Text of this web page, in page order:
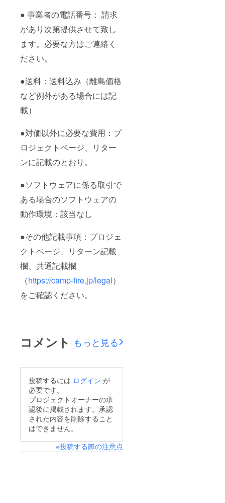
● 事業者の電話番号： 請求
があり次第提供させて致し
ます。必要な方はご連絡く
ださい。
●送料：送料込み（離島価格
など例外がある場合には記
載）
●対価以外に必要な費用：プ
ロジェクトページ、リター
ンに記載のとおり。
●ソフトウェアに係る取引で
ある場合のソフトウェアの
動作環境：該当なし
●その他記載事項：プロジェ
クトページ、リターン記載
欄、共通記載欄
（https://camp-fire.jp/legal）
をご確認ください。
コメント もっと見る
投稿するには ログイン が
必要です。
プロジェクトオーナーの承
認後に掲載されます。承認
された内容を削除すること
はできません。
※投稿する際の注意点